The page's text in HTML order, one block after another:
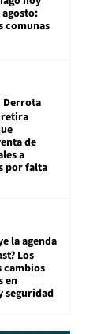
agosto:
comunas
Derrota
de
a
por falta
la agenda
Los
cambios
en
seguridad